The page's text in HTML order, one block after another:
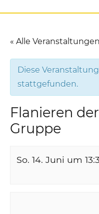
« Alle Veranstaltungen
Diese
stattgefunden.
Flanieren
Gruppe
So. 14. Juni um